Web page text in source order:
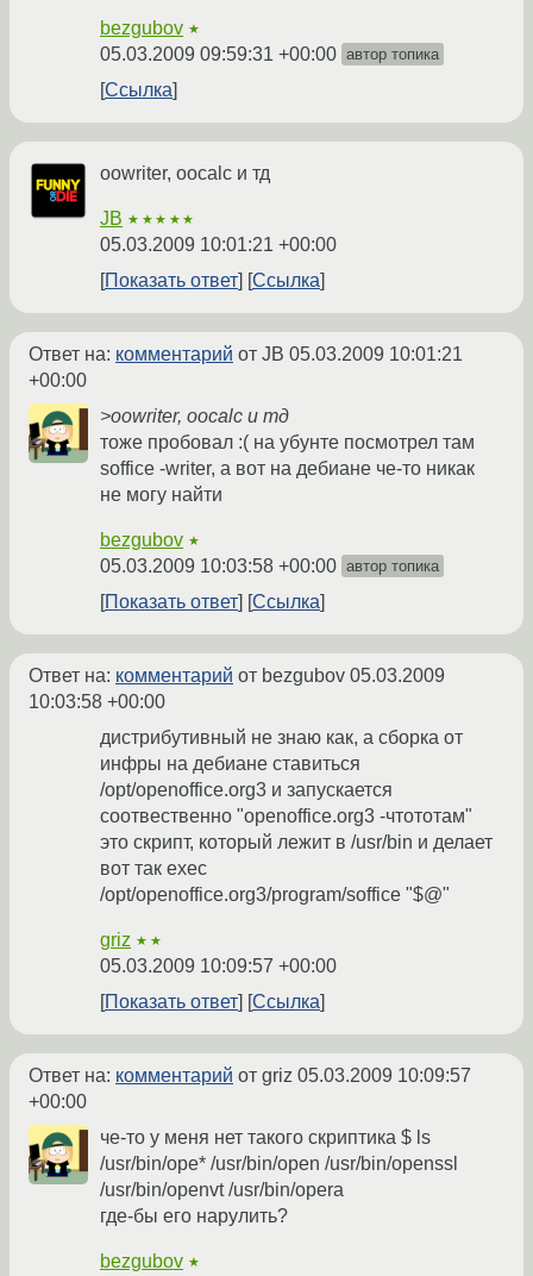
bezgubov ★
05.03.2009 09:59:31 +00:00 автор топика
Ссылка
oowriter, oocalc и тд
JB ★★★★★
05.03.2009 10:01:21 +00:00
Показать ответ
Ссылка
Ответ на: комментарий от JB 05.03.2009 10:01:21
+00:00
>oowriter, oocalc и тд
тоже пробовал :( на убунте посмотрел там
soffice -writer, а вот на дебиане че-то никак
не могу найти
bezgubov ★
05.03.2009 10:03:58 +00:00 автор топика
Показать ответ Ссылка
Ответ на: комментарий от bezgubov 05.03.2009
10:03:58 +00:00
дистрибутивный не знаю как, а сборка от
инфры на дебиане ставиться
/opt/openoffice.org3 и запускается
соотвественно "openoffice.org3 -чтототам"
это скрипт, который лежит в /usr/bin и делает
вот так exec
/opt/openoffice.org3/program/soffice "$@"
griz ★★
05.03.2009 10:09:57 +00:00
Показать ответ
Ссылка
Ответ на: комментарий от griz 05.03.2009 10:09:57
+00:00
че-то у меня нет такого скриптика $ ls
/usr/bin/ope* /usr/bin/open /usr/bin/openssl
/usr/bin/openvt /usr/bin/opera
где-бы его нарулить?
bezgubov ★